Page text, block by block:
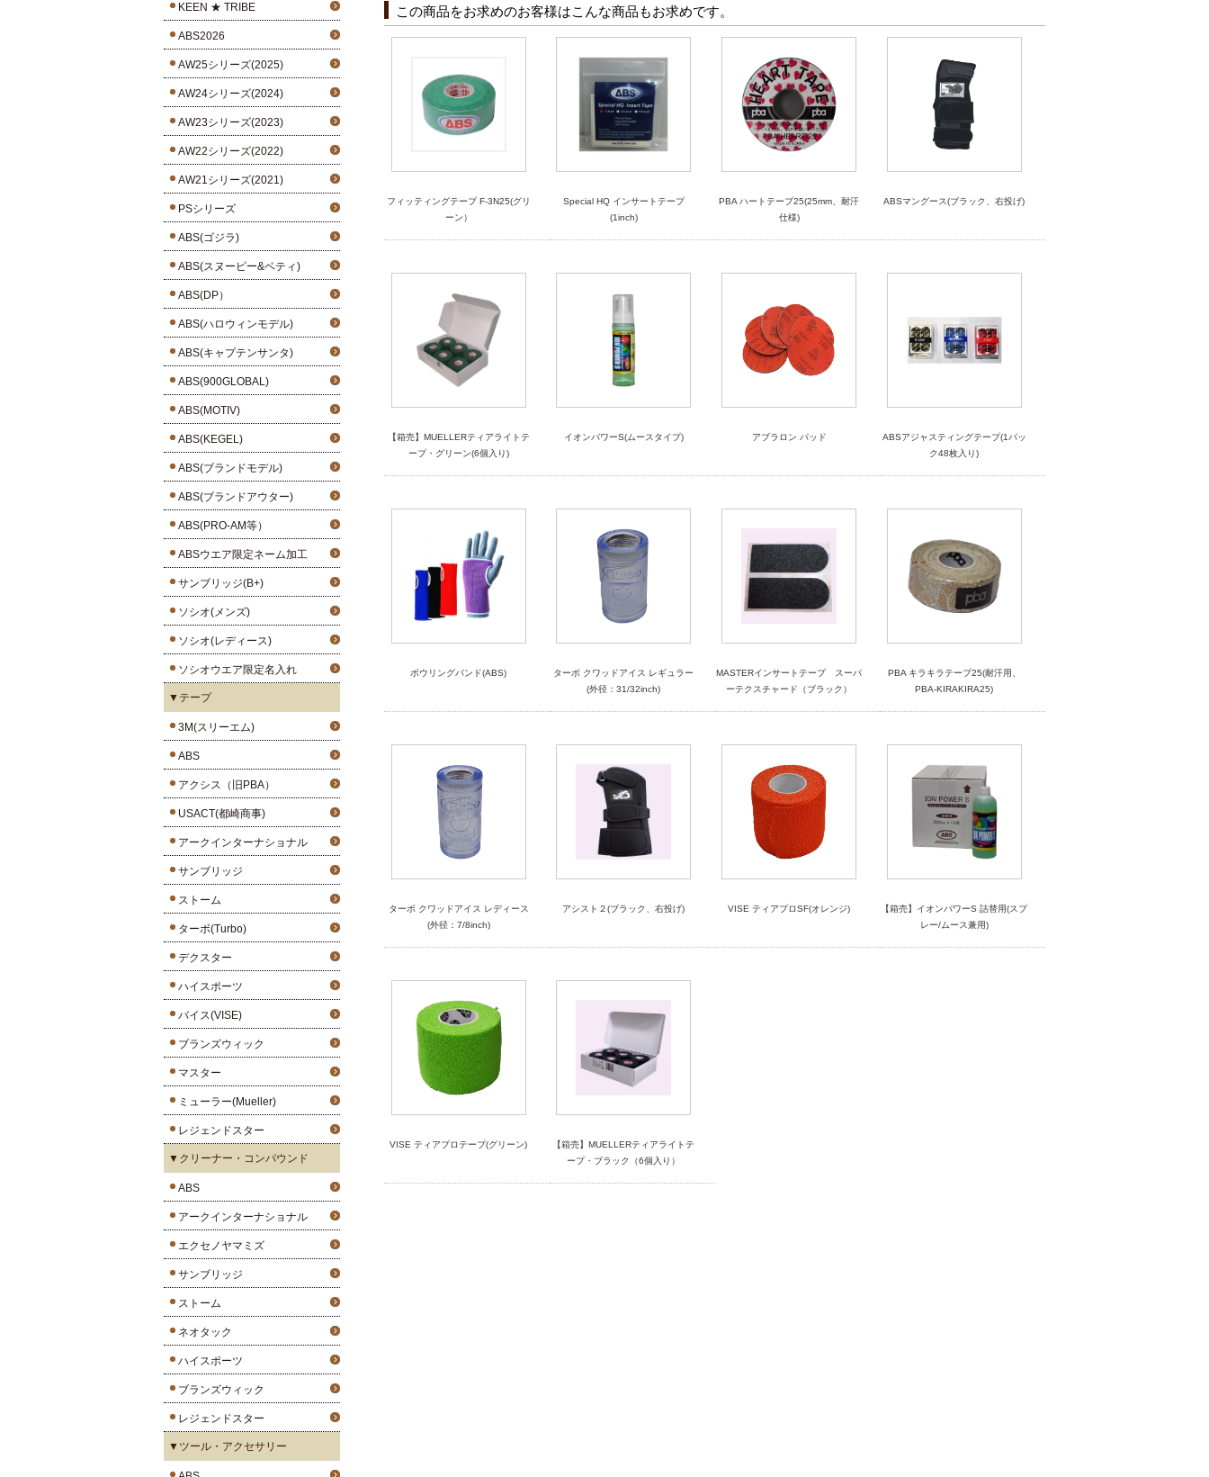
KEEN ★ TRIBE
ABS2026
AW25シリーズ(2025)
AW24シリーズ(2024)
AW23シリーズ(2023)
AW22シリーズ(2022)
AW21シリーズ(2021)
PSシリーズ
ABS(ゴジラ)
ABS(スヌーピー&ベティ)
ABS(DP）
ABS(ハロウィンモデル)
ABS(キャプテンサンタ)
ABS(900GLOBAL)
ABS(MOTIV)
ABS(KEGEL)
ABS(ブランドモデル)
ABS(ブランドアウター)
ABS(PRO-AM等）
ABSウエア限定ネーム加工
サンブリッジ(B+)
ソシオ(メンズ)
ソシオ(レディース)
ソシオウエア限定名入れ
▼テープ
3M(スリーエム)
ABS
アクシス（旧PBA）
USACT(都崎商事)
アークインターナショナル
サンブリッジ
ストーム
ターボ(Turbo)
デクスター
ハイスポーツ
バイス(VISE)
ブランズウィック
マスター
ミューラー(Mueller)
レジェンドスター
▼クリーナー・コンパウンド
ABS
アークインターナショナル
エクセノヤマミズ
サンブリッジ
ストーム
ネオタック
ハイスポーツ
ブランズウィック
レジェンドスター
▼ツール・アクセサリー
この商品をお求めのお客様はこんな商品もお求めです。
フィッティングテープ F-3N25(グリ
ーン）
Special HQ インサートテープ
(1inch)
PBA ハートテープ25(25mm、耐汗
仕様)
ABSマングース(ブラック、右投げ)
【箱売】MUELLERティアライトテ
ープ・グリーン(6個入り)
イオンパワーS(ムースタイプ) アブラロン パッド
ABSアジャスティングテープ(1パッ
ク48枚入り)
ボウリングバンド(ABS)
ターボ クワッドアイス レギュラー
(外径：31/32inch)
MASTERインサートテープ スーパ
ーテクスチャード（ブラック）
PBA キラキラテープ25(耐汗用、
PBA-KIRAKIRA25)
ターボ クワッドアイス レディース
(外径：7/8inch)
アシスト２(ブラック、右投げ) VISE ティアプロSF(オレンジ)
【箱売】イオンパワーS 詰替用(スプ
レー/ムース兼用)
VISE ティアプロテープ(グリーン)
【箱売】MUELLERティアライトテ
ープ・ブラック（6個入り）